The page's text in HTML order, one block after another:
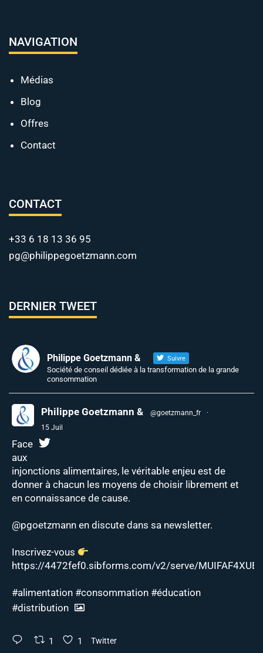
NAVIGATION
Médias
Blog
Offres
Contact
CONTACT
+33 6 18 13 36 95
pg@philippegoetzmann.com
DERNIER TWEET
Philippe Goetzmann & Suivre
Société de conseil dédiée à la transformation de la grande
consommation
Philippe Goetzmann & @goetzmann_fr
·
15 Juil
Face
aux
injonctions alimentaires, le véritable enjeu est de
donner à chacun les moyens de choisir librement et
en connaissance de cause.
@pgoetzmann en discute dans sa newsletter.
Inscrivez-vous
https://4472fef0.sibforms.com/v2/serve/
#alimentation #consommation #éducation
#distribution
1 1 Twitter